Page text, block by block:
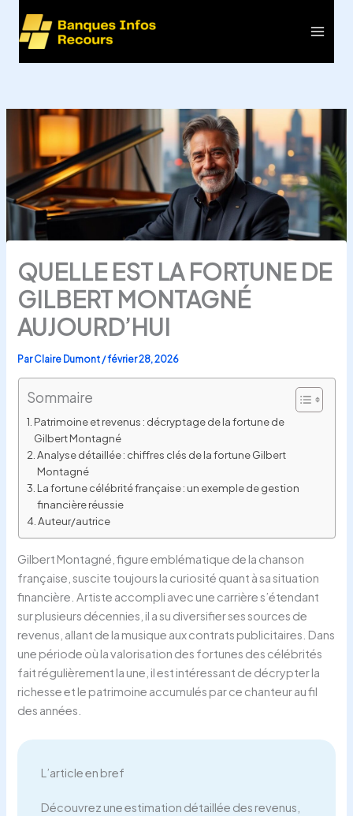
contenu
QUELLE EST LA FORTUNE DE
GILBERT MONTAGNÉ
AUJOURD’HUI
ParClaire Dumont/février 28, 2026
Sommaire
Patrimoine et revenus : décryptage de la fortune de
Gilbert Montagné
Analyse détaillée : chiffres clés de la fortune Gilbert
Montagné
La fortune célébrité française : un exemple de gestion
financière réussie
Auteur/autrice
Gilbert Montagné, figure emblématique de la chanson
française, suscite toujours la curiosité quant à sa situation
financière. Artiste accompli avec une carrière s’étendant
sur plusieurs décennies, il a su diversifier ses sources de
revenus, allant de la musique aux contrats publicitaires. Dans
une période où la valorisation des fortunes des célébrités
fait régulièrement la une, il est intéressant de décrypter la
richesse et le patrimoine accumulés par ce chanteur au fil
des années.
L’article en bref
Découvrez une estimation détaillée des revenus,